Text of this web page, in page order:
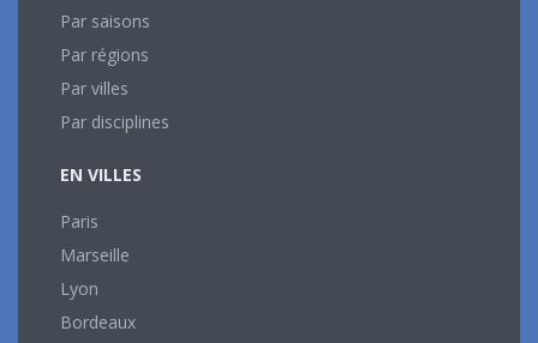
Par saisons
Par régions
Par villes
Par disciplines
EN VILLES
Paris
Marseille
Lyon
Bordeaux